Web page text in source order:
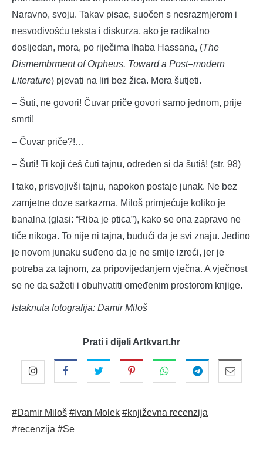
Naravno, svoju. Takav pisac, suočen s nesrazmjerom i
nesvodivošću teksta i diskurza, ako je radikalno
dosljedan, mora, po riječima Ihaba Hassana, (The
Dismembrment of Orpheus. Toward a Post–modern
Literature) pjevati na liri bez žica. Mora šutjeti.
– Šuti, ne govori! Čuvar priče govori samo jednom, prije
smrti!
– Čuvar priče?!…
– Šuti! Ti koji ćeš čuti tajnu, određen si da šutiš! (str. 98)
I tako, prisvojivši tajnu, napokon postaje junak. Ne bez
zamjetne doze sarkazma, Miloš primjećuje koliko je
banalna (glasi: “Riba je ptica”), kako se ona zapravo ne
tiče nikoga. To nije ni tajna, budući da je svi znaju. Jedino
je novom junaku suđeno da je ne smije izreći, jer je
potreba za tajnom, za pripovijedanjem vječna. A vječnost
se ne da sažeti i obuhvatiti omeđenim prostorom knjige.
Istaknuta fotografija: Damir Miloš
Prati i dijeli Artkvart.hr
#Damir Miloš #Ivan Molek #književna recenzija
#recenzija #Se